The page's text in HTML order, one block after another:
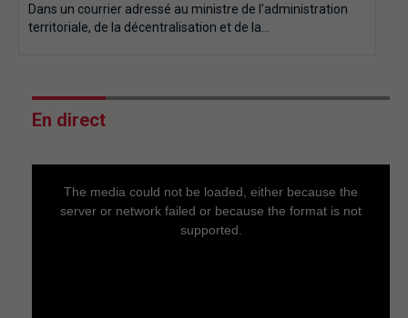
Dans un courrier adressé au ministre de l’administration
territoriale, de la décentralisation et de la…
En direct
The media could not be loaded, either because the
server or network failed or because the format is not
supported.